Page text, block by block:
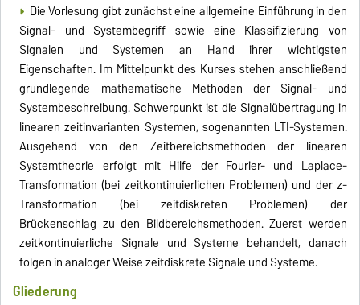
Die Vorlesung gibt zunächst eine allgemeine Einführung in den
Signal- und Systembegriff sowie eine Klassifizierung von
Signalen und Systemen an Hand ihrer wichtigsten
Eigenschaften. Im Mittelpunkt des Kurses stehen anschließend
grundlegende mathematische Methoden der Signal- und
Systembeschreibung. Schwerpunkt ist die Signalübertragung in
linearen zeitinvarianten Systemen, sogenannten LTI-Systemen.
Ausgehend von den Zeitbereichsmethoden der linearen
Systemtheorie erfolgt mit Hilfe der Fourier- und Laplace-
Transformation (bei zeitkontinuierlichen Problemen) und der z-
Transformation (bei zeitdiskreten Problemen) der
Brückenschlag zu den Bildbereichsmethoden. Zuerst werden
zeitkontinuierliche Signale und Systeme behandelt, danach
folgen in analoger Weise zeitdiskrete Signale und Systeme.
Gliederung